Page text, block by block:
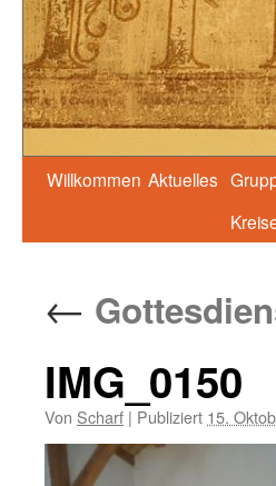
Springe
Willkommen Aktuelles
←
IMG_0150
Von Scharf | Publiziert 15.